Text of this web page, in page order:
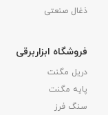
ذغال صنعتی
فروشگاه ابزاربرقی
دریل مگنت
پایه مگنت
سنگ فرز